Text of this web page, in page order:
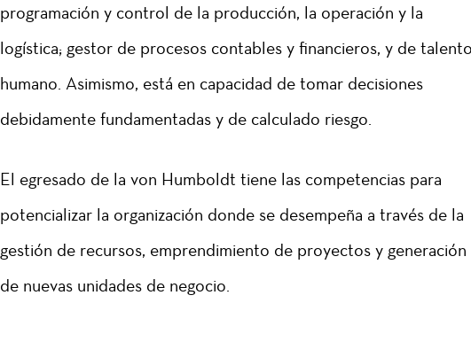
programación y control de la producción, la operación y la
logística; gestor de procesos contables y financieros, y de talento
humano. Asimismo, está en capacidad de tomar decisiones
debidamente fundamentadas y de calculado riesgo.
El egresado de la von Humboldt tiene las competencias para
potencializar la organización donde se desempeña a través de la
gestión de recursos, emprendimiento de proyectos y generación
de nuevas unidades de negocio.